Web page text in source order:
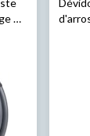
et